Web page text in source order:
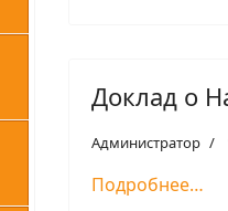
Доклад о
Администратор
Подробнее…